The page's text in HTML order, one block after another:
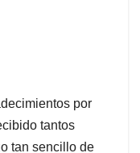
por
tantos
tan sencillo de